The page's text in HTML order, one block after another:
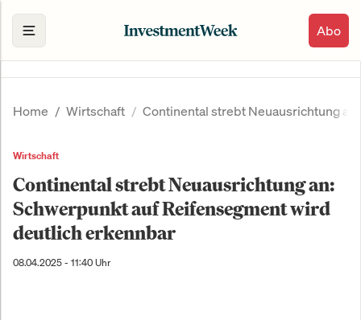
Abo
Home Wirtschaft Continental strebt Neuausrichtung
Wirtschaft
Continental strebt Neuausrichtung an:
Schwerpunkt auf Reifensegment wird
deutlich erkennbar
08.04.2025 - 11:40 Uhr